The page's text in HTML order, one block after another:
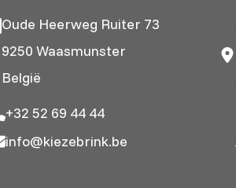
Oude Heerweg Ruiter 73
9250 Waasmunster
België
+32 52 69 44 44
info@kiezebrink.be